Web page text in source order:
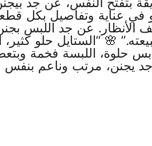
في عناية وتفاصيل بكل
عن جد اللبس
🌸 “الستايل حلو كثير،
اللبسة فخمة